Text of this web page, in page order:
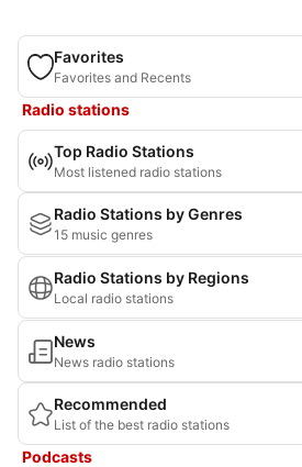
Favorites
Favorites and Recents
Radio stations
Top Radio Stations
Most listened radio stations
Radio Stations by Genres
15 music genres
Radio Stations by Regions
Local radio stations
News
News radio stations
Recommended
List of the best radio stations
Podcasts